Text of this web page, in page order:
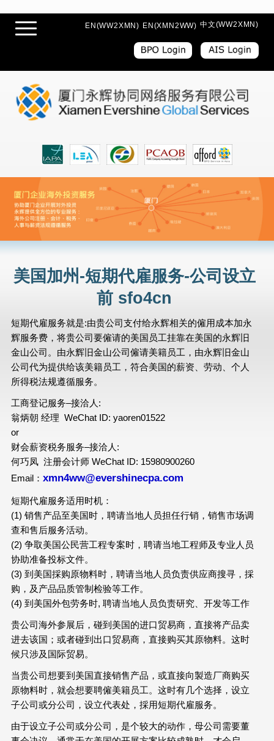
EN(WW2XMN) EN(XMN2WW) 中文(WW2XMN)
美国加州-短期代雇服务-公司设立
前 sfo4cn
短期代雇服务就是:由贵公司支付给永辉相关的僱用成本加永
辉服务费，将贵公司要僱请的美国员工挂靠在美国的永辉旧
金山公司。由永辉旧金山公司僱请美籍员工，由永辉旧金山
公司代为提供给该美籍员工，符合美国的薪资、劳动、个人
所得税法规遵循服务。
工商登记服务–接洽人:
翁炳朝 经理 WeChat ID: yaoren01522
or
财会薪资税务服务–接洽人:
何巧凤 注册会计师 WeChat ID: 15980900260
Email： xmn4ww@evershinecpa.com
短期代雇服务适用时机：
(1) 销售产品至美国时，聘请当地人员担任行销，销售市场调
查和售后服务活动。
(2) 争取美国公民营工程专案时，聘请当地工程师及专业人员
协助准备投标文件。
(3) 到美国採购原物料时，聘请当地人员负责供应商搜寻，採
购，及产品品质管制检验等工作。
(4) 到美国外包劳务时, 聘请当地人员负责研究、开发等工作
贵公司海外参展后，碰到美国的进口贸易商，直接将产品卖
进去该国；或者碰到出口贸易商，直接购买其原物料。这时
候只涉及国际贸易。
当贵公司想要到美国直接销售产品，或直接向製造厂商购买
原物料时，就会想要聘僱美籍员工。这时有几个选择，设立
子公司或分公司，设立代表处，採用短期代雇服务。
由于设立子公司或分公司，是个较大的动作，母公司需要董